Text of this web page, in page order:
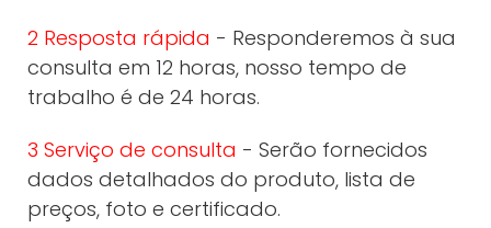
2 Resposta rápida - Responderemos à sua
consulta em 12 horas, nosso tempo de
trabalho é de 24 horas.
3 Serviço de consulta - Serão fornecidos
dados detalhados do produto, lista de
preços, foto e certificado.